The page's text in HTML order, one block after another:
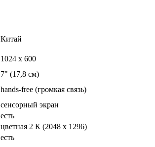
Китай
1024 x 600
7" (17,8 см)
hands-free (громкая связь)
сенсорный экран
есть
цветная 2 К (2048 x 1296)
есть